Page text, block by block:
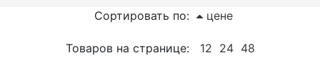
Сортировать по: цене
Товаров на странице: 12 24 48